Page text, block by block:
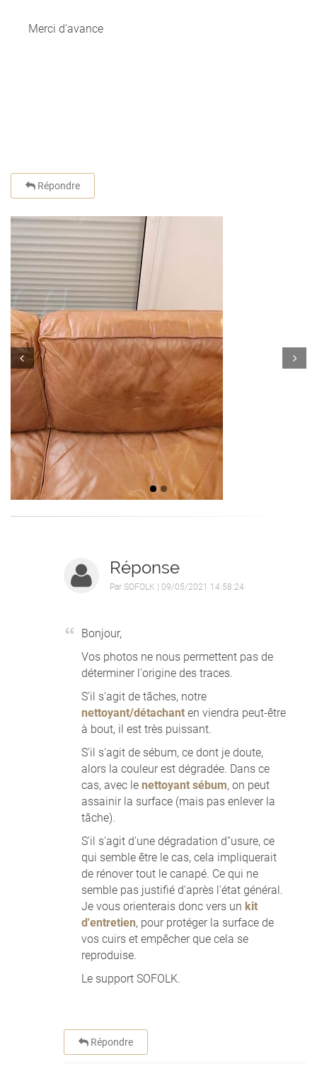
Merci d'avance
Répondre
Prev Next
Réponse
Par SOFOLK | 09/05/2021 14:58:24
Bonjour,
Vos photos ne nous permettent pas de
déterminer l'origine des traces.
S'il s'agit de tâches, notre
nettoyant/détachant en viendra peut-être
à bout, il est très puissant.
S'il s'agit de sébum, ce dont je doute,
alors la couleur est dégradée. Dans ce
cas, avec le nettoyant sébum, on peut
assainir la surface (mais pas enlever la
tâche).
S'il s'agit d'une dégradation d''usure, ce
qui semble être le cas, cela impliquerait
de rénover tout le canapé. Ce qui ne
semble pas justifié d'après l'état général.
Je vous orienterais donc vers un kit
d'entretien, pour protéger la surface de
vos cuirs et empêcher que cela se
reproduise.
Le support SOFOLK.
Répondre